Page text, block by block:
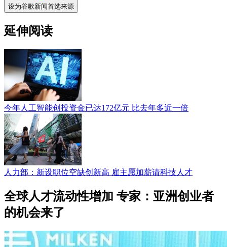
设为谷歌新闻首选来源
延伸阅读
今年人工智能创投资金已达172亿元 比去年多近一倍
人力部：新设职位空缺创新高 雇主愿加薪请科技人才
全球人才流动性增加 专家：亚洲创业者
的机会来了